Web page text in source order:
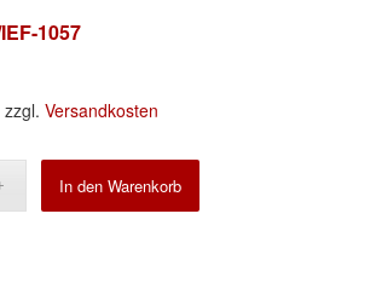
1057
zzgl. Versandkosten
In den Warenkorb